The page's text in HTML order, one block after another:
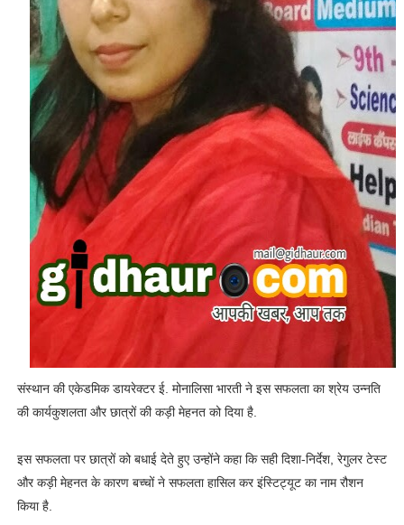
संस्थान की एकेडमिक डायरेक्टर ई. मोनालिसा भारती ने इस सफलता का श्रेय उन्नति
की कार्यकुशलता और छात्रों की कड़ी मेहनत को दिया है.
इस सफलता पर छात्रों को बधाई देते हुए उन्होंने कहा कि सही दिशा-निर्देश, रेगुलर टेस्ट
और कड़ी मेहनत के कारण बच्चों ने सफलता हासिल कर इंस्टिट्यूट का नाम रौशन
किया है.